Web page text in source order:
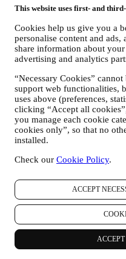
This website uses first- and
Cookies help us give you a
personalise content and
share information about
advertising and analytics
“Necessary Cookies”
support web functionalities,
uses above (preferences,
clicking “Accept all
you manage each cookie
cookies only”, so that no
installed.
Check our Cookie Policy.
ACCEPT
voor het beheer van uw
gegevens over uw online
identificatienummers -
besturingssysteem, duur
gebruiker, geografische
bezoeken aan de
traceringstechnologieën
het verzamelen van
onsCookiebeleid, ter
advertenties, of voor
gevallen zullen we u
van deze technische
uw feedback, verzoeken,
ons (bijvoorbeeld uw
media, e-mails of
De persoonsgegevens die van
Website gebruikt of
informatie verstrekt, zijn op die
privacyrechten die in
2. WIE VERZAMELT UW
De